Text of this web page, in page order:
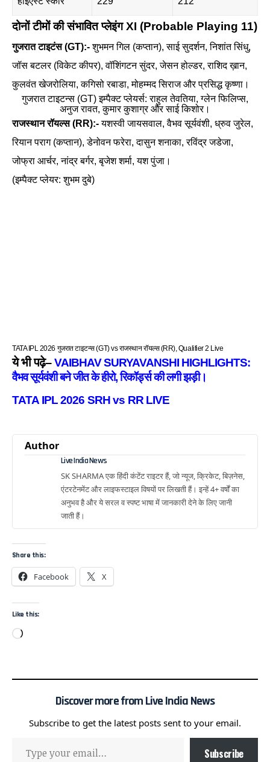
दोनों टीमों की संभावित प्लेइंग XI (Probable Playing 11)
गुजरात टाइटंस (GT):-शुभमन गिल (कप्तान), साई सुदर्शन, निशांत सिंधु,
जॉस बटलर (विकेट कीपर), वॉशिंगटन सुंदर, जेसन होल्डर, राशिद ख़ान,
कुलवंत खेजरोलिया, कगिसो रबाडा, मोहम्मद सिराज और प्रसिद्ध कृष्णा।
गुजरात टाइटन्स (GT) इम्पैक्ट प्लेयर्स: राहुल तेवतिया, ग्लेन फिलिप्स,
अनुज रावत, कुमार कुशाग्र और साई किशोर।
राजस्थान रॉयल्स (RR):-यशस्वी जायसवाल, वैभव सूर्यवंशी, ध्रुव जुरेल,
रियान पराग (कप्तान), डेनोवन फरेरा, दासुन शनाका, रविंद्र जडेजा,
जोफ्रा आर्चर, नांद्र बर्गर, बृजेश शर्मा, यश पुंजा।
(इम्पैक्ट प्लेयर: शुभम दुबे)
TATA IPL 2026 गुजरात टाइटन्स (GT) vs राजस्थान रॉयल्स (RR), Qualifier 2 Live
ये भी पढ़े–VAIBHAV SURYAVANSHI HIGHLIGHTS:
वैभव सूर्यवंशी बने जीत के हीरो, रिकॉर्ड्स की लगी झड़ी।
TATA IPL 2026 SRH vs RR LIVE
Author
Live India News
SK SHARMA एक हिंदी कंटेंट राइटर हैं, जो न्यूज, क्रिकेट, बिज़नेस,
एंटरटेनमेंट और लाइफस्टाइल विषयों पर लिखती हैं। इन्हें 4+ वर्षों का
अनुभव है और ये सरल व स्पष्ट भाषा में जानकारी देने के लिए जानी
जाती हैं।
Share this:
Facebook X
Like this:
Discover more from Live India News
Subscribe to get the latest posts sent to your email.
Subscribe